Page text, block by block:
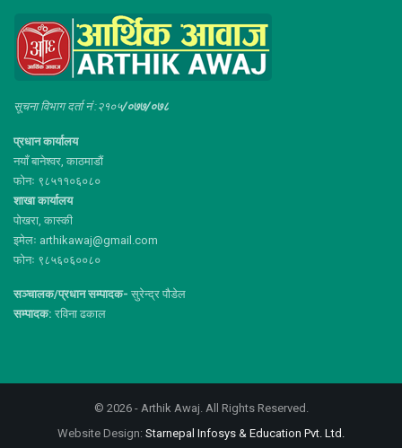
सूचना विभाग दर्ता नं :२१०५/०७७/०७८
प्रधान कार्यालय
नयाँ बानेश्वर, काठमाडौं
फोनः ९८५११०६०८०
शाखा कार्यालय
पोखरा, कास्की
इमेलः arthikawaj@gmail.com
फोनः ९८५६०६००८०
सञ्चालक/प्रधान सम्पादक- सुरेन्द्र पौडेल
सम्पादक: रविना ढकाल
© 2026 - Arthik Awaj. All Rights Reserved.
Website Design: Starnepal Infosys & Education Pvt. Ltd.